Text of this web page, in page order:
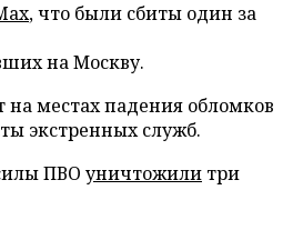
, что были сбиты один за
на Москву.
местах падения обломков
экстренных служб.
ПВО уничтожили три